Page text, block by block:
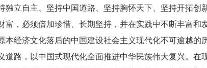
立自主、坚持中国道路、坚持胸怀天下、坚持开拓创
，必须倍加珍惜、长期坚持，并在实践中不断丰富和
济文化落后的中国建设社会主义现代化不可逾越的
路，以中国式现代化全面推进中华民族伟大复兴。在